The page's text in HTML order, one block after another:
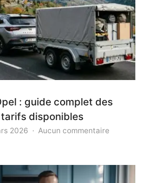
: guide complet des
disponibles
2026 Aucun commentaire
guide